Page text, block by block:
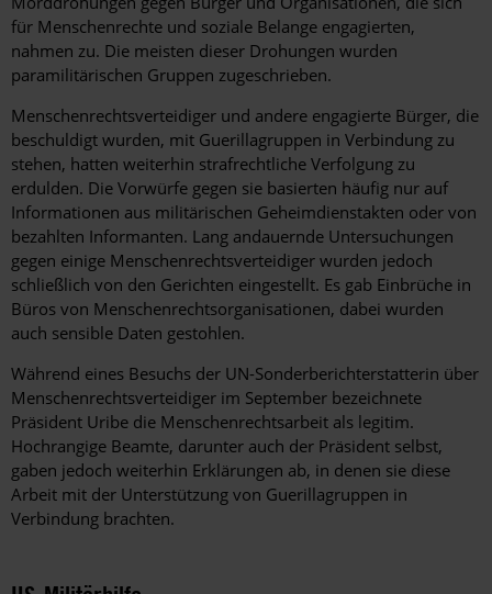
für Menschenrechte und soziale Belange engagierten,
nahmen zu. Die meisten dieser Drohungen wurden
paramilitärischen Gruppen zugeschrieben.
Menschenrechtsverteidiger und andere engagierte Bürger, die
beschuldigt wurden, mit Guerillagruppen in Verbindung zu
stehen, hatten weiterhin strafrechtliche Verfolgung zu
erdulden. Die Vorwürfe gegen sie basierten häufig nur auf
Informationen aus militärischen Geheimdienstakten oder von
bezahlten Informanten. Lang andauernde Untersuchungen
gegen einige Menschenrechtsverteidiger wurden jedoch
schließlich von den Gerichten eingestellt. Es gab Einbrüche in
Büros von Menschenrechtsorganisationen, dabei wurden
auch sensible Daten gestohlen.
Während eines Besuchs der UN-Sonderberichterstatterin über
Menschenrechtsverteidiger im September bezeichnete
Präsident Uribe die Menschenrechtsarbeit als legitim.
Hochrangige Beamte, darunter auch der Präsident selbst,
gaben jedoch weiterhin Erklärungen ab, in denen sie diese
Arbeit mit der Unterstützung von Guerillagruppen in
Verbindung brachten.